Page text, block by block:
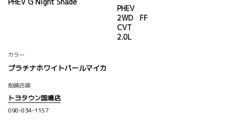
PHEV
2WD FF
CVT
2.0L
カラー
プラチナホワイトパールマイカ
配備店舗
トヨタウン国場店
098-834-1157